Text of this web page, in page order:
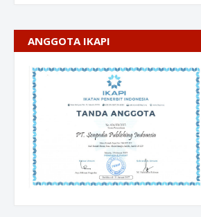
ANGGOTA IKAPI